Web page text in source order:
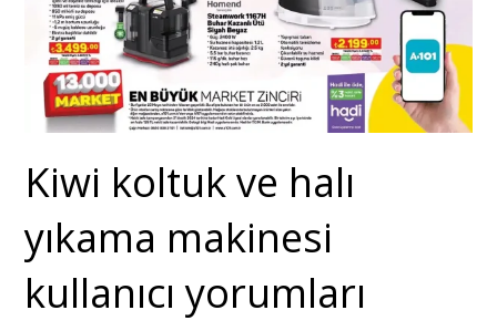
Kiwi koltuk ve halı
yıkama makinesi
kullanıcı yorumları